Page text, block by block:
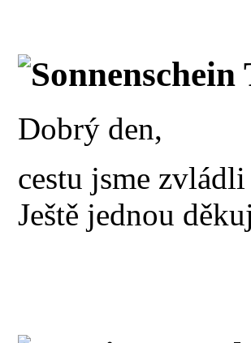
Sonnenschein
Dobrý den,
cestu jsme
Ještě jednou